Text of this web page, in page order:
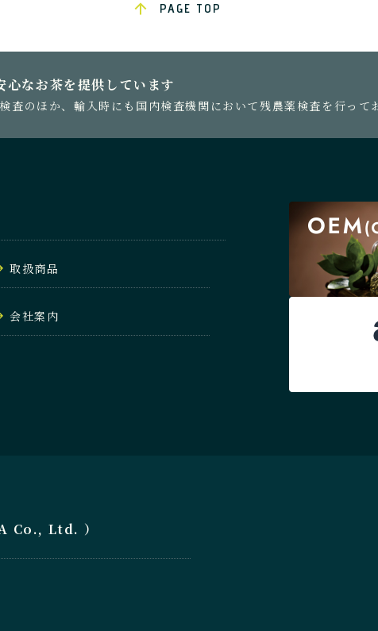
PAGE TOP
なお茶を提供しています
査のほか、輸入時にも国内検査機関において残農薬検査を行って
取扱商品
会社案内
Co., Ltd. ）